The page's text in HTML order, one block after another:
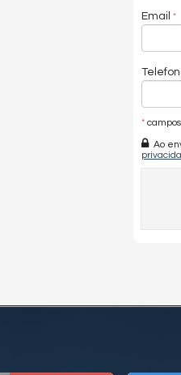
Email
*
Ao